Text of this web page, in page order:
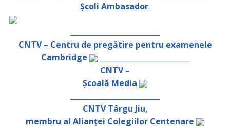
Școli Ambasador.
CNTV – Centru de pregătire pentru examenele
Cambridge
_________________________
CNTV –
Școală Media
CNTV Târgu Jiu,
membru al Alianței Colegiilor Centenare